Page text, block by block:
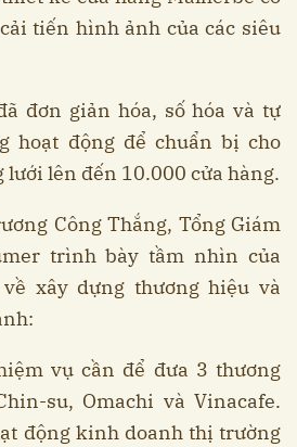
tiến hình ảnh của các siêu
đơn giản hóa, số hóa và tự
hoạt động để chuẩn bị cho
lưới lên đến 10.000 cửa hàng.
Công Thắng, Tổng Giám
trình bày tầm nhìn của
về xây dựng thương hiệu và
vụ cần để đưa 3 thương
su, Omachi và Vinacafe.
động kinh doanh thị trường